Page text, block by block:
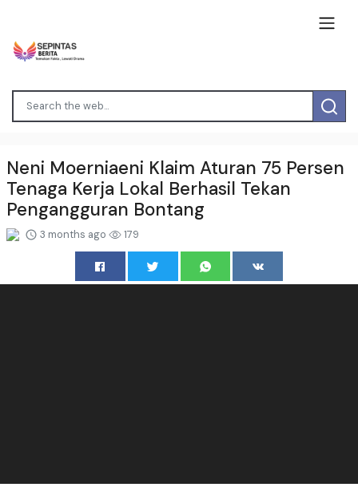
Neni Moerniaeni Klaim Aturan 75 Persen
Tenaga Kerja Lokal Berhasil Tekan
Pengangguran Bontang
3 months ago 179